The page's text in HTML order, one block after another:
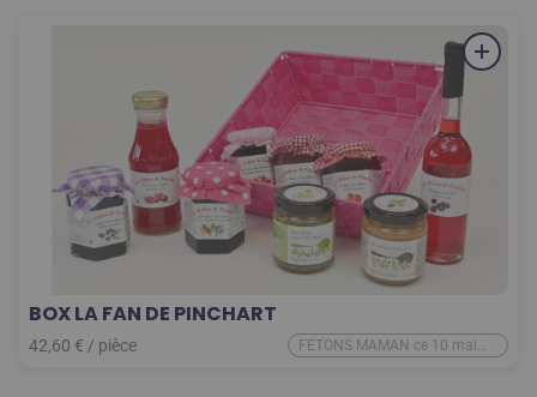
BOX LA FAN DE PINCHART
42,60 € / pièce
FETONS MAMAN ce 10 mai
2026